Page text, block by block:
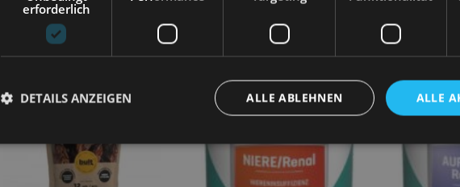
erforderlich
ALLE
ALLE ABLEHNEN
DETAILS ANZEIGEN